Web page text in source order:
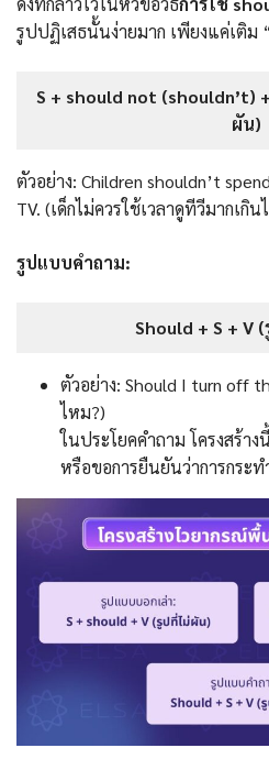
รูปปฏิเสธนั้นง่ายมาก เพียงแค่เติม
S + should not (shouldn’t)
ผัน)
ตัวอย่าง: Children shouldn’t
TV. (เด็กไม่ควรใช้เวลาดูทีวีมากเกิน
รูปแบบคําถาม:
Should + S + V
ตัวอย่าง: Should I turn off
ไหม?)
ในประโยคคำถาม โครงสร้า
หรือขอการยืนยันว่าการกระ